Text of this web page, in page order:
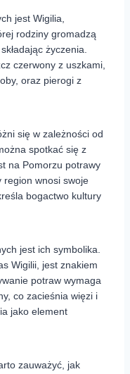
jest Wigilia,
rodziny gromadzą
życzenia.
czerwony z uszkami,
oraz pierogi z
się w zależności od
spotkać się z
na Pomorzu potrawy
region wnosi swoje
bogactwo kultury
jest ich symbolika.
Wigilii, jest znakiem
potraw wymaga
co zacieśnia więzi i
jako element
zauważyć, jak